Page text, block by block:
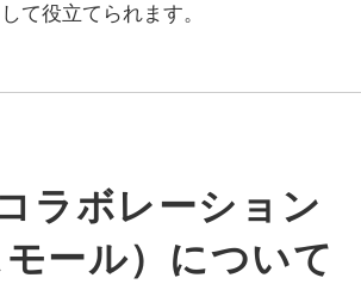
て役立てられます。
ラボレーション
ール）について